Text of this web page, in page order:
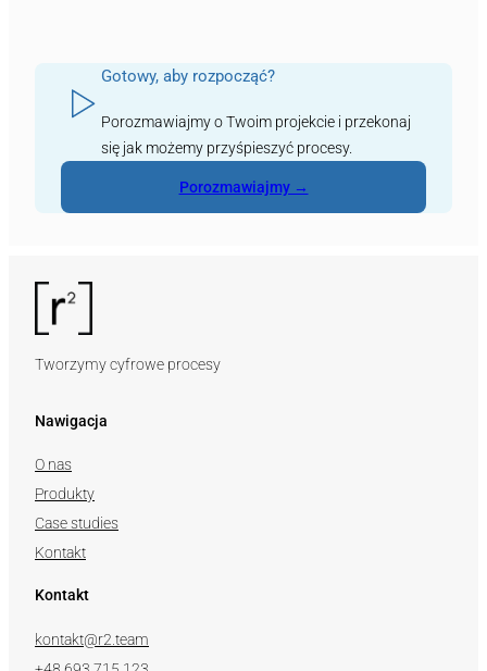
Gotowy, aby rozpocząć?
Porozmawiajmy o Twoim projekcie i przekonaj
się jak możemy przyśpieszyć procesy.
Porozmawiajmy →
Tworzymy cyfrowe procesy
Nawigacja
O nas
Produkty
Case studies
Kontakt
Kontakt
kontakt@r2.team